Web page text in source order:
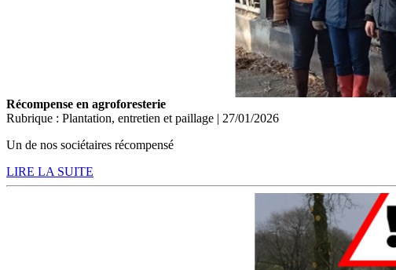
Récompense en agroforesterie
Rubrique : Plantation, entretien et paillage | 27/01/2026
Un de nos sociétaires récompensé
LIRE LA SUITE